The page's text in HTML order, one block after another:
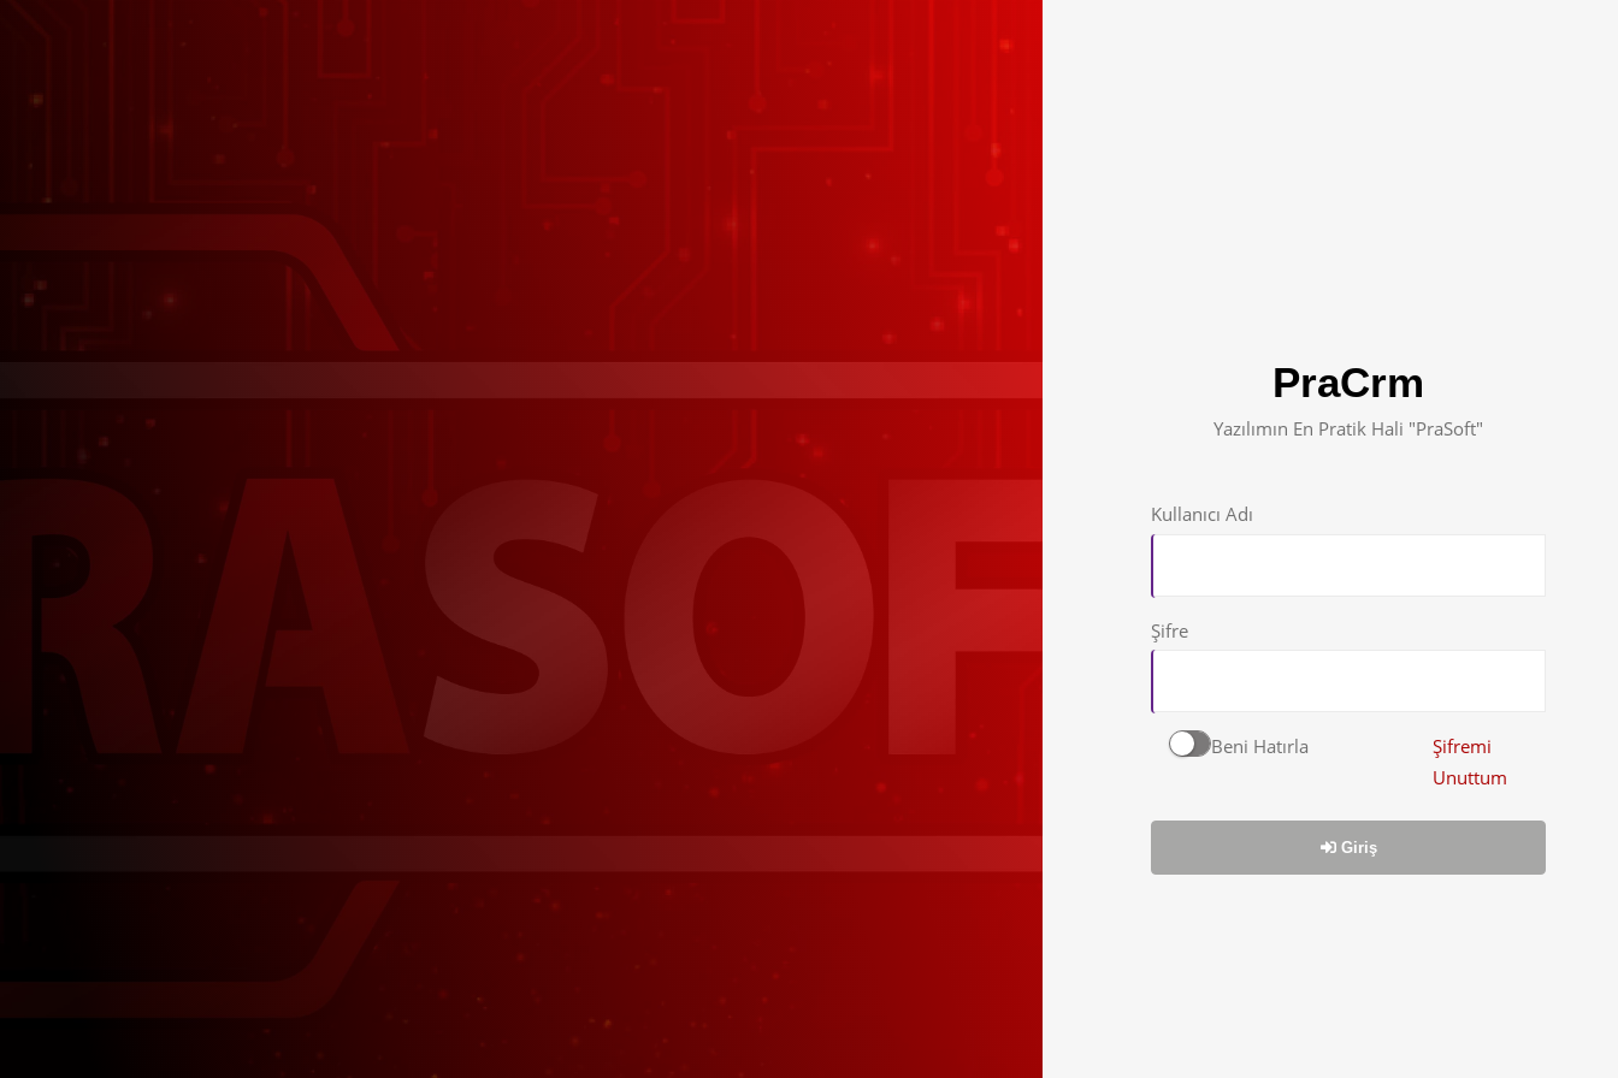
PraCrm
Yazılımın En Pratik Hali "PraSoft"
Kullanıcı Adı
Şifre
Beni Hatırla
Şifremi
Unuttum
Giriş